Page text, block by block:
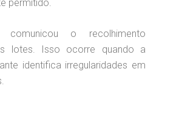
permitido.
o recolhimento
lotes. Isso ocorre quando a
identifica irregularidades em